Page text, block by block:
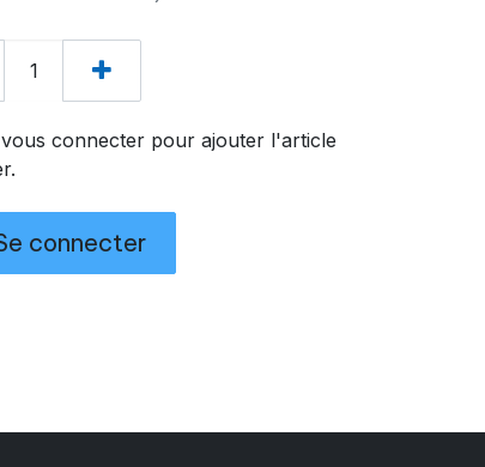
connecter pour ajouter l'article
connecter